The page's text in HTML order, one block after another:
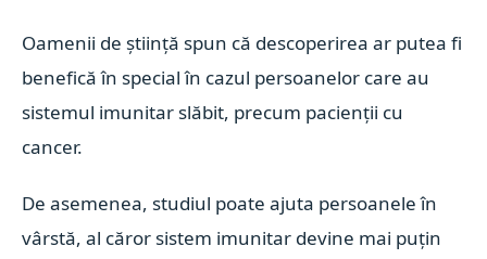
Oamenii de știință spun că descoperirea ar putea fi
benefică în special în cazul persoanelor care au
sistemul imunitar slăbit, precum pacienții cu
cancer.
De asemenea, studiul poate ajuta persoanele în
vârstă, al căror sistem imunitar devine mai puțin